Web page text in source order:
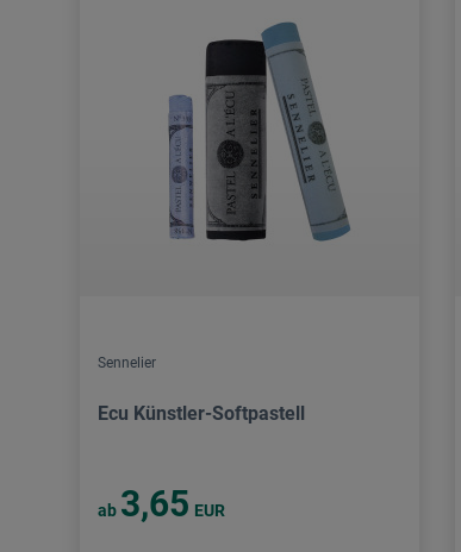
Sennelier
Ecu Künstler-Softpastell
ab 3,65 EUR